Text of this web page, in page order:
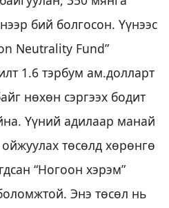
бий болгосон. Үүнээс
Neutrality Fund”
1.6 тэрбум ам.долларт
нөхөн сэргээх бодит
Үүний адилаар манай
төсөлд хөрөнгө
“Ногоон хэрэм”
Энэ төсөл нь